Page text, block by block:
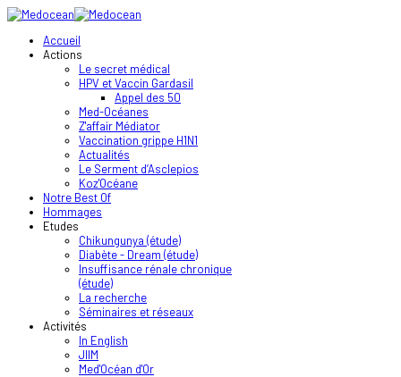
Accueil
Actions
Le secret médical
HPV et Vaccin Gardasil
Appel des 50
Med-Océanes
Z'affair Médiator
Vaccination grippe H1N1
Actualités
Le Serment d’Asclepios
Koz'Océane
Notre Best Of
Hommages
Etudes
Chikungunya (étude)
Diabète - Dream (étude)
Insuffisance rénale chronique
(étude)
La recherche
Séminaires et réseaux
Activités
In English
JIIM
Med'Océan d'Or